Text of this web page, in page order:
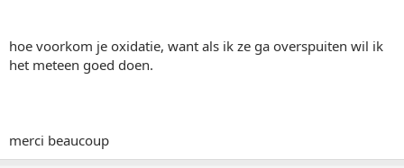
hoe voorkom je oxidatie, want als ik ze ga overspuiten wil ik
het meteen goed doen.
merci beaucoup